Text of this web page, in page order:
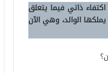
ذاتي فيما يتعلق
الوالد، وهي الآن